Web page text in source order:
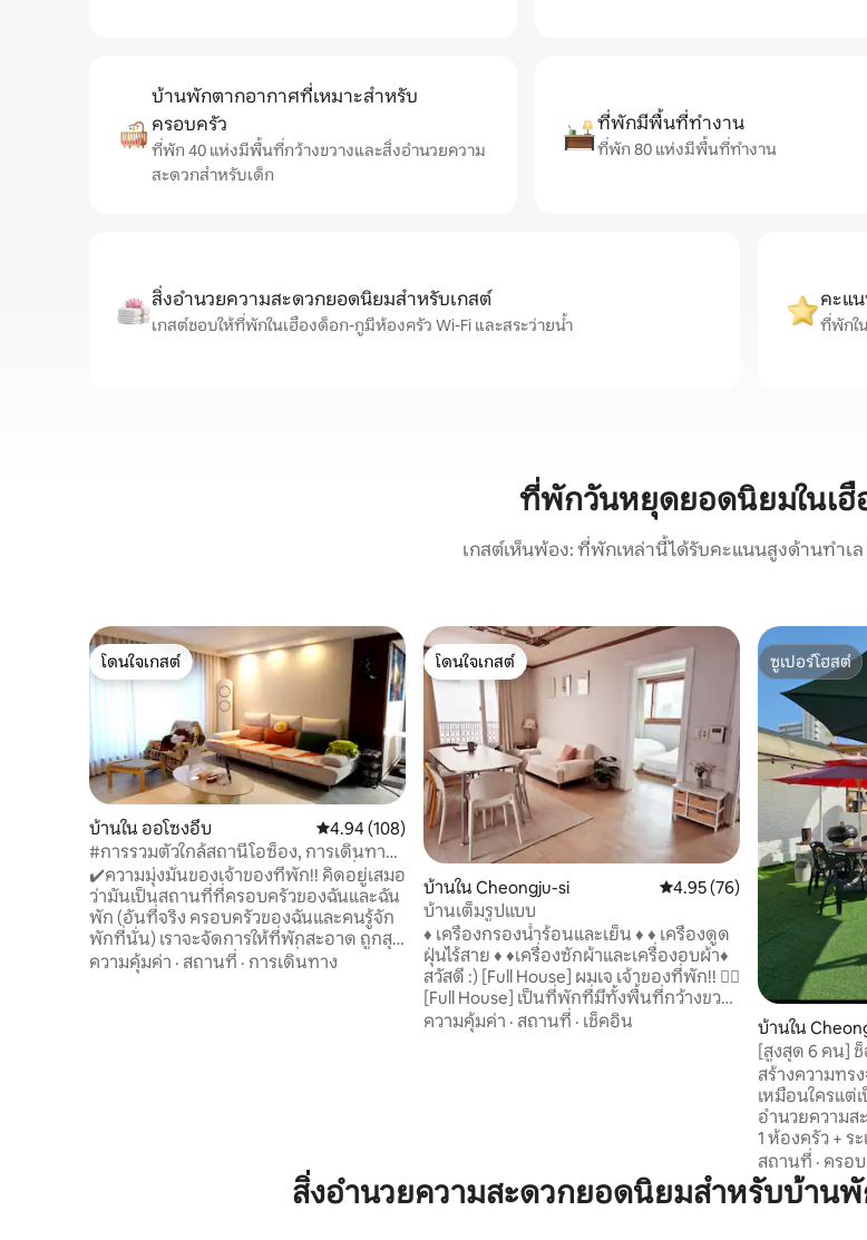
บ้านพักตากอากาศที่เหมาะสำหรับ
ครอบครัว
ที่พัก 40 แห่งมีพื้นที่กว้างขวางและสิ่งอำนวยความ
สะดวกสำหรับเด็ก
ที่พักมีพื้นที่ทำงาน
ที่พัก 80 แห่งมีพื้นที่ทำงาน
สิ่งอำนวยความสะดวกยอดนิยมสำหรับเกสต์
เกสต์ชอบให้ที่พักในเฮืองด็อก-กูมีห้องครัว Wi-Fi และสระว่ายน้ำ
คะแ
ที่พักใ
ที่พักวันหยุดยอดนิยมในเฮื
เกสต์เห็นพ้อง: ที่พักเหล่านี้ได้รับคะแนนสูงด้านทำเ
โดนใจเกสต์
โดนใจเกสต์
บ้านใน ออโซงอึบ คะแนนเฉลี่ย 4.94 จาก 5, 108 รีวิว
4.94 (108)
#การรวมตัวใกล้สถานีโอซ็อง, การเดินทาง
ของกลุ่ม #ความสะอาดเป็นอันดับหนึ่ง
#กิจกรรมสนุกสนานมากมาย (บาร์บีคิว,
ห้องเด็ก, บอร์ดและเกมย้อนยุค)
✔️ความมุ่งมั่นของเจ้าของที่พัก!! คิดอยู่เสมอ
ว่ามันเป็นสถานที่ที่ครอบครัวของฉันและฉัน
พัก (อันที่จริง ครอบครัวของฉันและคนรู้จัก
พักที่นั่น) เราจะจัดการให้ที่พักสะอาด ถูกสุข
อนามัย สะดวกสบาย และน่ารื่นรมย์!!😊
สวัสดีครับ😊 นี่คือรายละเอียดที่พัก!! 📣
คน) เพื่อการพักผ่อนเล็กน้อยในใจกลาง
ความคุ้มค่า · สถานที่ · การเดินทาง
โดนใจเกสต์
โดนใจเกสต์
บ้านใน Cheongju-si คะแนนเฉลี่ย 4.95 จาก 5, 76
4.95 (76)
บ้านเต็มรูปแบบ
♦️ เครื่องกรองน้ำร้อนและเย็น ♦️ ♦️ เครื่องดูด
ฝุ่นไร้สาย ♦️ ♦️เครื่องซักผ้าและเครื่องอบผ้า♦️
สวัสดี :) [Full House] ผมเจ เจ้าของที่พัก!! 🙋‍♀️
[Full House] เป็นที่พักที่มีทั้งพื้นที่กว้างขวาง
และความเก๋ไก๋ เหมาะสำหรับการเดินทาง
ของคู่รัก กลุ่ม และครอบครัว คุณจะรู้สึก
คันได้ตลอดเวลา เป็นบ้านเชิงพาณิชย์ 1 และ
2 ชั้น โดยใช้ชั้น 3 เพียงผู้เดียว จึงเงียบสงบ
ความคุ้มค่า · สถานที่ · เช็คอิน
ซูเปอร์โฮสต์
ซูเปอร์โฮสต์
บ้านใน
[สูงสุด 6 คน]
องอ็อกท็อป/เ
ตัว/ปาร์ตี้บาร์
สร้างความทร
เหมือนใครแต่เ
อำนวยความส
1 ห้องครัว + ร
ตัว) สูงสุด 6 คน * ค่าบาร์บีคิว 30,000
(แยกต่างหาก):
ถ่าน + คบเพลิง
สถานที่ · ครอ
สิ่งอำนวยความสะดวกยอดนิยมสำหรับบ้านพั